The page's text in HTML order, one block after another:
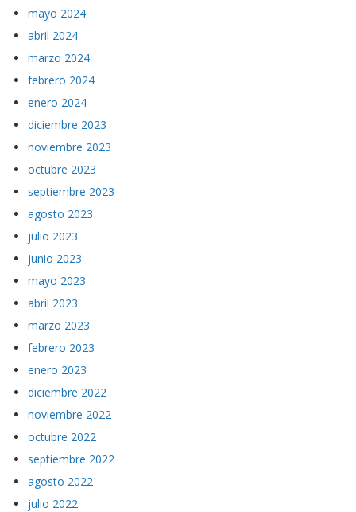
mayo 2024
abril 2024
marzo 2024
febrero 2024
enero 2024
diciembre 2023
noviembre 2023
octubre 2023
septiembre 2023
agosto 2023
julio 2023
junio 2023
mayo 2023
abril 2023
marzo 2023
febrero 2023
enero 2023
diciembre 2022
noviembre 2022
octubre 2022
septiembre 2022
agosto 2022
julio 2022